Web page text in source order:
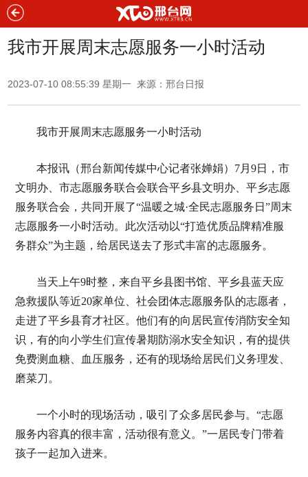
我市开展周末志愿服务一小时活动
2023-07-10 08:55:39 星期一 来源：邢台日报
我市开展周末志愿服务一小时活动
本报讯（邢台新闻传媒中心记者张婵娟）7月9日，市
文明办、市志愿服务联合会联合平乡县文明办、平乡志愿
服务联合会，共同开展了“温暖之城·全民志愿服务日”周末
志愿服务一小时活动。此次活动以“打造优质品牌精准服
务群众”为主题，给居民送去了形式丰富的志愿服务。
当天上午9时整，来自平乡县图书馆、平乡县蓝天应
急救援队等近20家单位、社会团体志愿服务队的志愿者，
走进了平乡县育才社区。他们有的向居民宣传消防安全知
识，有的向小学生们宣传暑期防溺水安全知识，有的提供
免费测血糖、血压服务，还有的现场给居民们义务理发、
磨菜刀。
一个小时的现场活动，吸引了众多居民参与。“志愿
服务内容真的很丰富，活动很有意义。”一居民专门带着
孩子一起加入进来。